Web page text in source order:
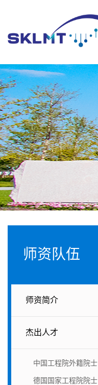
师资队伍
师资简介
杰出人才
中国工程院外籍院士
德国国家工程院院士